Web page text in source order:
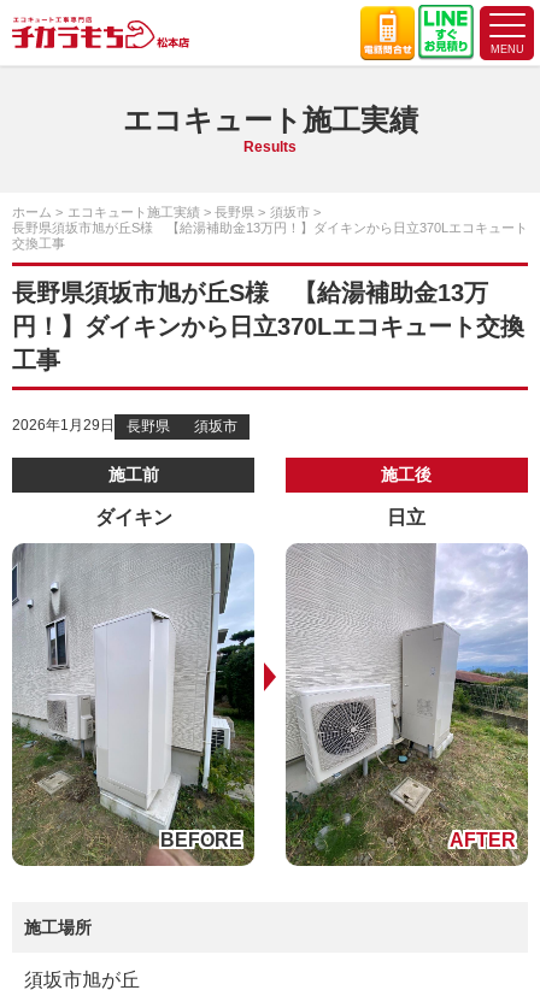
エコキュート施工実績
Results
ホーム エコキュート施工実績 長野県
須坂市
長野県須坂市旭が丘S様 【給湯補助金13万円！】ダイキンから日立370Lエコキュート
交換工事
長野県須坂市旭が丘S様 【給湯補助金13万
円！】ダイキンから日立370Lエコキュート交換
工事
2026年1月29日 長野県 須坂市
施工前
ダイキン
施工後
日立
施工場所
須坂市旭が丘